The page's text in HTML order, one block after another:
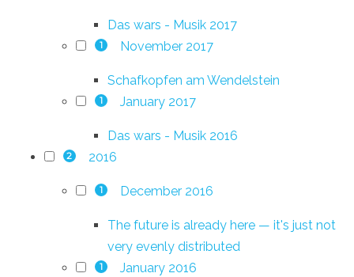
Das wars - Musik 2017
1 November 2017
Schafkopfen am Wendelstein
1 January 2017
Das wars - Musik 2016
2 2016
1 December 2016
The future is already here — it's just not
very evenly distributed
1 January 2016